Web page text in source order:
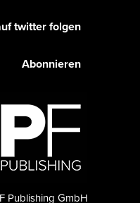
twitter folgen
Abonnieren
Publishing GmbH